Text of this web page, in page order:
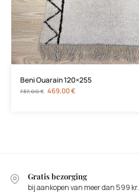
Beni Ouarain 120×255
737,00€ 469,00€
Gratis bezorging
bij aankopen van meer dan 599 kr.